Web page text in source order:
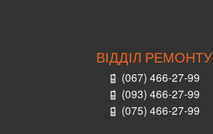
ВІДДІЛ РЕМОНТУ
(067) 466-27-99
(093) 466-27-99
(075) 466-27-99